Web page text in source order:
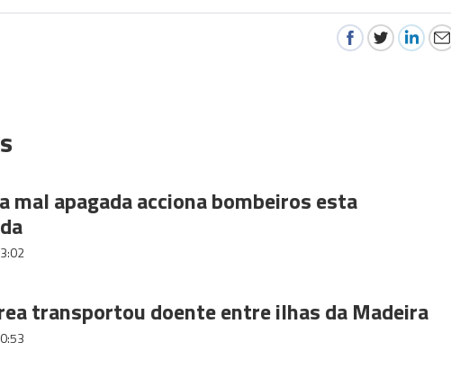
mal apagada acciona bombeiros esta
transportou doente entre ilhas da Madeira